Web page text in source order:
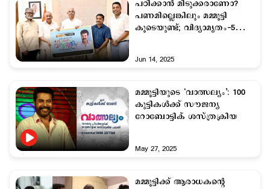
പഠിക്കാൻ മിടുക്കരാണോ?
പണമില്ലെങ്കിലും മമ്മൂട്ടി
കൂടെയുണ്ട്; വിദ്യാമൃതം-5
Jun 14, 2025
മമ്മൂട്ടിയുടെ ‘വാത്സല്യം’: 100
കുട്ടികള്‍ക്ക് സൗജന്യ
റോബോട്ടിക് ശസ്ത്രക്രിയ
May 27, 2025
മമ്മൂട്ടിക്ക് ആരാധകന്‍റെ